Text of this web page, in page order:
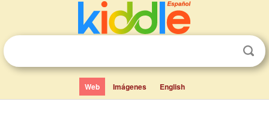
Web Imágenes English